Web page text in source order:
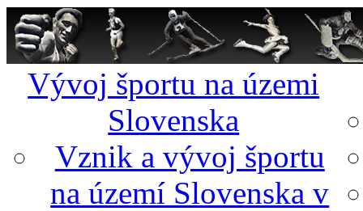
Vývoj športu na územi
Slovenska
Vznik a vývoj športu
na území Slovenska v